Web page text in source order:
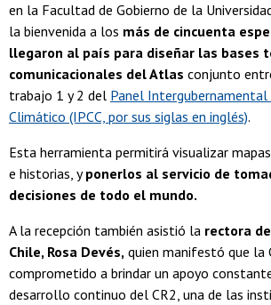
en la Facultad de Gobierno de la
la bienvenida a los más de cincuenta
llegaron al país para diseñar las bases
comunicacionales del Atlas conjunto
trabajo 1 y 2 del Panel Intergubernamental
Climático (IPCC, por sus siglas en inglés).
Esta herramienta permitirá visualizar
e historias, yponerlos al servicio de
decisiones de todo el mundo.
A la recepción también asistió la rectora
Chile, Rosa Devés, quien manifestó que la
comprometido a brindar un apoyo
desarrollo continuo del CR2, una de las